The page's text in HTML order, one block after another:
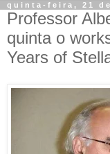
quinta-feira, 21
Professor
quinta o
Years of